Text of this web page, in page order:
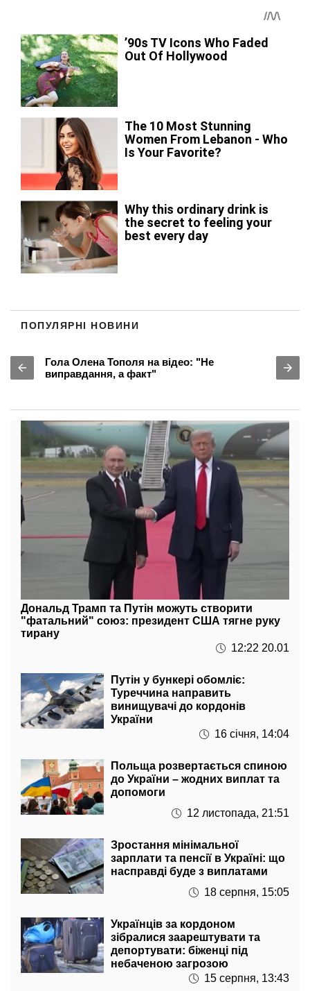
Дональд Трамп та Путін можуть створити
"фатальний" союз: президент США тягне руку
тирану
12:22 20.01
Путін у бункері обомліє:
винищувачі до кордонів
України
16 січня, 14:04
Польща розвертається спиною
допомоги
12 листопада, 21:51
Зростання мінімальної
насправді буде з виплатами
18 серпня, 15:05
Українців за кордоном
депортувати: біженці під
небаченою загрозою
15 серпня, 13:43
Польща почне відправляти